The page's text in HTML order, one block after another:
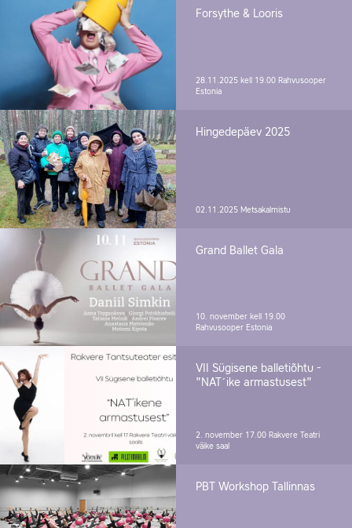
Forsythe & Looris
28.11.2025 kell 19.00 Rahvusooper
Estonia
Hingedepäev 2025
02.11.2025 Metsakalmistu
Grand Ballet Gala
10. november kell 19.00
Rahvusooper Estonia
VII Sügisene balletiõhtu -
"NAT´ike armastusest"
2. november 17.00 Rakvere Teatri
väike saal
PBT Workshop Tallinnas